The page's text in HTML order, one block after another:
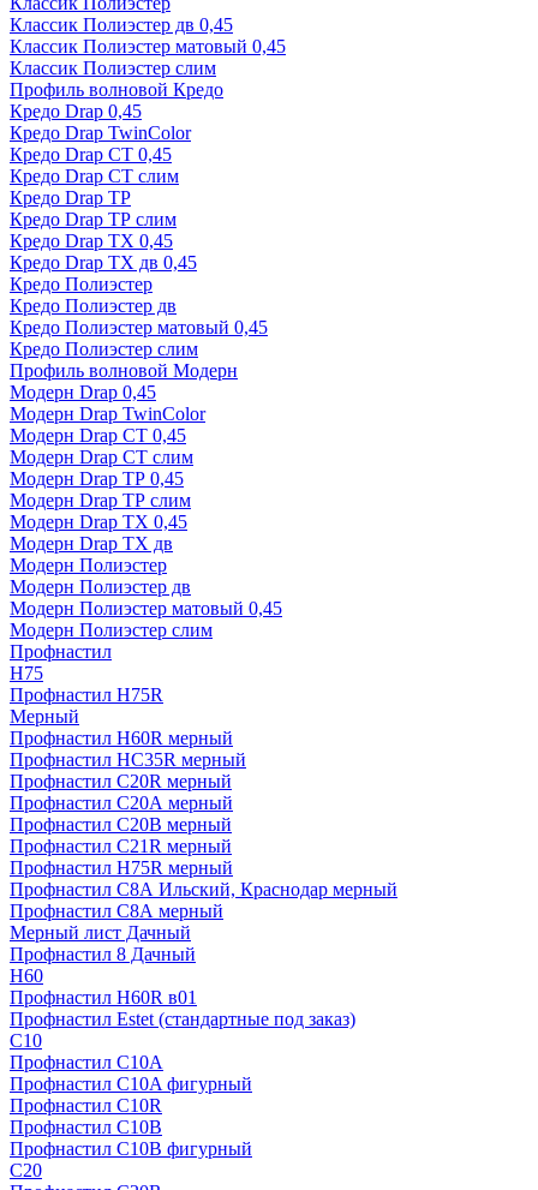
Классик Полиэстер дв 0,45
Классик Полиэстер матовый 0,45
Классик Полиэстер слим
Профиль волновой Кредо
Кредо Drap 0,45
Кредо Drap TwinColor
Кредо Drap СТ 0,45
Кредо Drap СТ слим
Кредо Drap ТР
Кредо Drap ТР слим
Кредо Drap ТХ 0,45
Кредо Drap ТХ дв 0,45
Кредо Полиэстер
Кредо Полиэстер дв
Кредо Полиэстер матовый 0,45
Кредо Полиэстер слим
Профиль волновой Модерн
Модерн Drap 0,45
Модерн Drap TwinColor
Модерн Drap СТ 0,45
Модерн Drap СТ слим
Модерн Drap ТР 0,45
Модерн Drap ТР слим
Модерн Drap ТХ 0,45
Модерн Drap ТХ дв
Модерн Полиэстер
Модерн Полиэстер дв
Модерн Полиэстер матовый 0,45
Модерн Полиэстер слим
Профнастил
H75
Профнастил H75R
Мерный
Профнастил H60R мерный
Профнастил HC35R мерный
Профнастил С20R мерный
Профнастил С20А мерный
Профнастил С20В мерный
Профнастил С21R мерный
Профнастил Н75R мерный
Профнастил С8А Ильский, Краснодар мерный
Профнастил С8А мерный
Мерный лист Дачный
Профнастил 8 Дачный
Н60
Профнастил H60R в01
Профнастил Estet (стандартные под заказ)
C10
Профнастил С10A
Профнастил С10A фигурный
Профнастил С10R
Профнастил С10В
Профнастил С10В фигурный
C20